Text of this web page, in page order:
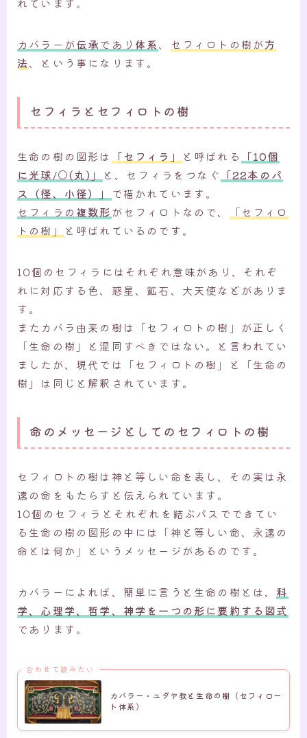
カバラーが伝承であり 体系、 セフィロトの樹が方
法、という事になります。
セフィラとセフィロトの樹
生命の樹の図形は 「セフィラ」 と呼ばれる
「10個
に光球/○(丸)」
と、セフィラをつなぐ 「22本のパ
ス（径、小径）」
で描かれています。
セフィラの 複数形 がセフィロトなので、
「セフィロ
トの樹」
と呼ばれているのです。
10個のセフィラにはそれぞれ意味があり、それぞ
れに対応する色、惑星、鉱石、大天使などがありま
す。
またカバラ由来の樹は「セフィロトの樹」が正しく
「生命の樹」と混同すべきではない。と言われてい
ましたが、現代では「セフィロトの樹」と「生命の
樹」は同じと解釈されています。
命のメッセージとしてのセフィロトの樹
セフィロトの樹は神と等しい命を表し、その実は永
遠の命をもたらすと伝えられています。
10個のセフィラとそれぞれを結ぶパスでできてい
る生命の樹の図形の中には「神と等しい命、永遠の
命とは何か」というメッセージがあるのです。
カバラーによれば、簡単に言うと生命の樹とは、 科
学、心理学、哲学、神学を一つの形に要約する図式
であります。
合わせて読みたい
カバラー・ユダヤ教と生命の樹（セフィロー
ト体系）